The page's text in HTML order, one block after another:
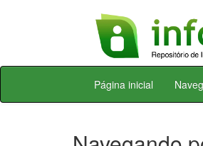
Skip
Página inicial